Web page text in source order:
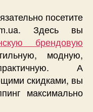
посетите
Здесь вы
брендовую
модную,
А
скидками, вы
максимально